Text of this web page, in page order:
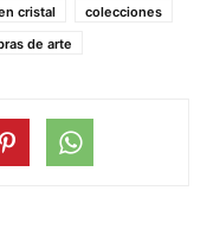
cristal
colecciones
de arte